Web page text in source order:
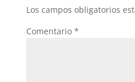
Los campos obligatorios
Comentario *